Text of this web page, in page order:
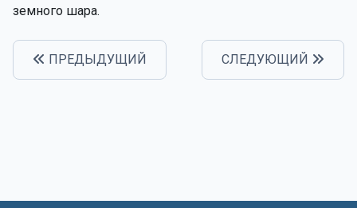
земного шара.
ПРЕДЫДУЩИЙ СЛЕДУЮЩИЙ